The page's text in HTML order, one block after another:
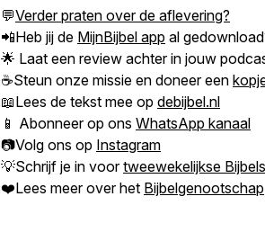
💬Verder praten over de aflevering?
📲Heb jij de MijnBijbel app al
🌟 Laat een review achter in jouw
☕Steun onze missie en doneer een
📖Lees de tekst mee op debijbel.nl
📱 Abonneer op ons WhatsApp kanaal
📷Volg ons op Instagram
💡Schrijf je in voortweewekelijkse
❤️Lees meer over het Bijbelgenootschap